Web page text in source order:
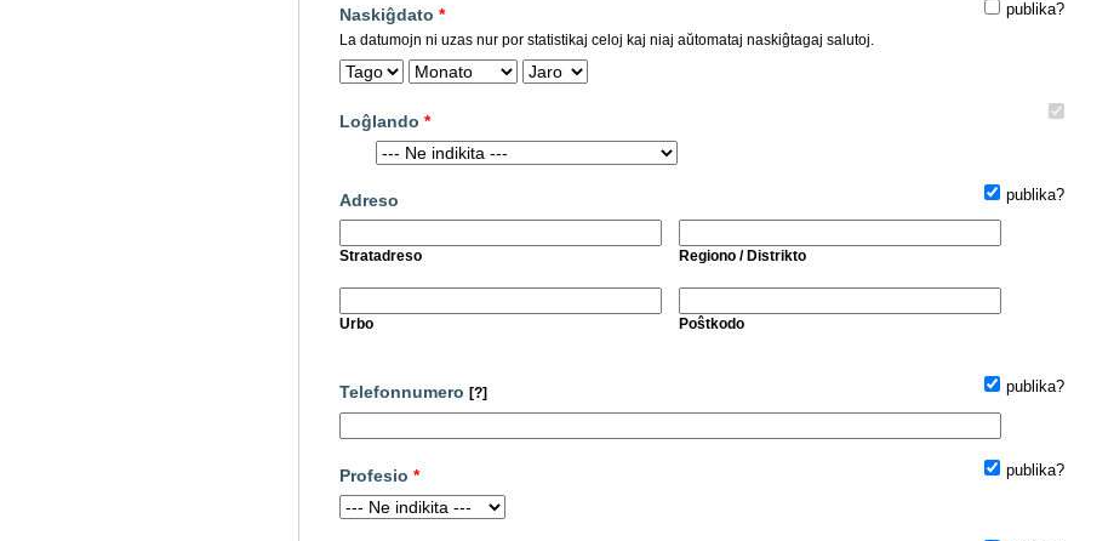
publika?
Naskiĝdato *
La datumojn ni uzas nur por statistikaj celoj kaj niaj aŭtomataj naskiĝtagaj salutoj.
Loĝlando *
publika?
Adreso
Stratadreso
Urbo
Regiono / Distrikto
Poŝtkodo
publika?
Telefonnumero [?]
publika?
Profesio *